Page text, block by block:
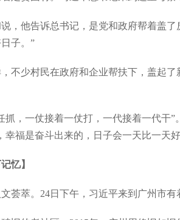
他告诉总书记，是党和政府帮着盖了
子。”
少村民在政府和企业帮扶下，盖起了
，一仗接着一仗打，一代接着一代干”
幸福是奋斗出来的，日子会一天比一天
忆】
萃。24日下午，习近平来到广州市有